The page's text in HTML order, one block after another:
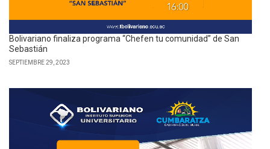
Bolivariano finaliza programa “Chefen tu comunidad” de San
Sebastián
SEPTIEMBRE 29, 2023